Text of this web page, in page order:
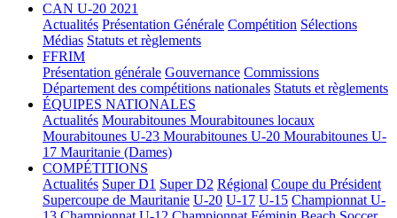
CAN U-20 2021
Actualités Présentation Générale Compétition Sélections
Médias Statuts et règlements
FFRIM
Présentation générale Gouvernance Commissions
Département des compétitions nationales Statuts et règlements
ÉQUIPES NATIONALES
Actualités Mourabitounes Mourabitounes locaux
Mourabitounes U-23 Mourabitounes U-20 Mourabitounes U-
17 Mauritanie (Dames)
COMPÉTITIONS
Actualités Super D1 Super D2 Régional Coupe du Président
Supercoupe de Mauritanie U-20 U-17 U-15 Championnat U-